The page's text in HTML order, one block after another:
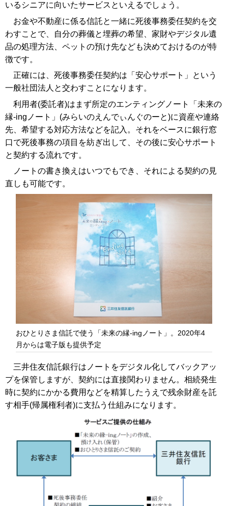
いるシニアに向いたサービスといえるでしょう。
お金や不動産に係る信託と一緒に死後事務委任契約を交
わすことで、自分の葬儀と埋葬の希望、家財やデジタル遺
品の処理方法、ペットの預け先なども決めておけるのが特
徴です。
正確には、死後事務委任契約は「安心サポート」という
一般社団法人と交わすことになります。
利用者(委託者)はまず所定のエンティングノート「未来の
縁-ingノート」(みらいのえんでぃんぐのーと)に資産や連絡
先、希望する対応方法などを記入。それをベースに銀行窓
口で死後事務の項目を紡ぎ出して、その後に安心サポート
と契約する流れです。
ノートの書き換えはいつでもでき、それによる契約の見
直しも可能です。
おひとりさま信託で使う「未来の縁-ingノート」。2020年4
月からは電子版も提供予定
三井住友信託銀行はノートをデジタル化してバックアッ
プを保管しますが、契約には直接関わりません。相続発生
時に契約にかかる費用などを精算したうえで残余財産を託
す相手(帰属権利者)に支払う仕組みになります。